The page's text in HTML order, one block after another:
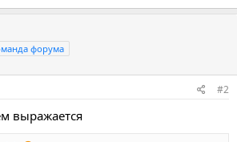
форума
#2
выражается